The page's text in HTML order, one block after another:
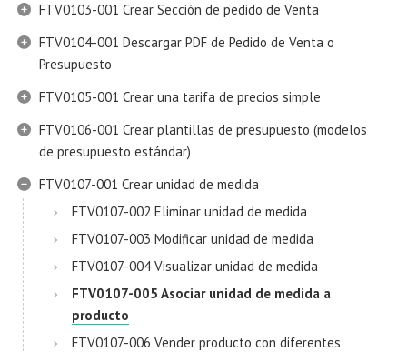
FTV0103-001 Crear Sección de pedido de Venta
FTV0104-001 Descargar PDF de Pedido de Venta o
Presupuesto
FTV0105-001 Crear una tarifa de precios simple
FTV0106-001 Crear plantillas de presupuesto (modelos
de presupuesto estándar)
FTV0107-001 Crear unidad de medida
FTV0107-002 Eliminar unidad de medida
FTV0107-003 Modificar unidad de medida
FTV0107-004 Visualizar unidad de medida
FTV0107-005 Asociar unidad de medida a
producto
FTV0107-006 Vender producto con diferentes